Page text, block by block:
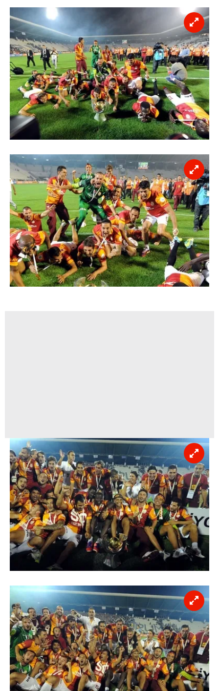
Metnimiziziyaret edebilirsiniz.
6698 sayılı Kişisel Verilerin Korunması Kanunu uyarınca
hazırlanmış Aydınlatma Metnimizi okumak ve sitemizde
ilgili mevzuata uygun olarak kullanılan çerezlerle ilgili bilgi
almak için lütfentıklayınız.